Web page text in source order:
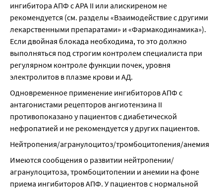
ингибитора АПФ с АРА II или алискиреном не
рекомендуется (см. разделы «Взаимодействие с другими
лекарственными препаратами» и «Фармакодинамика»).
Если двойная блокада необходима, то это должно
выполняться под строгим контролем специалиста при
регулярном контроле функции почек, уровня
электролитов в плазме крови и АД.
Одновременное применение ингибиторов АПФ с
антагонистами рецепторов ангиотензина II
противопоказано у пациентов с диабетической
нефропатией и не рекомендуется у других пациентов.
Нейтропения/агранулоцитоз/тромбоцитопения/анемия
Имеются сообщения о развитии нейтропении/
агранулоцитоза, тромбоцитопении и анемии на фоне
приема ингибиторов АПФ. У пациентов с нормальной